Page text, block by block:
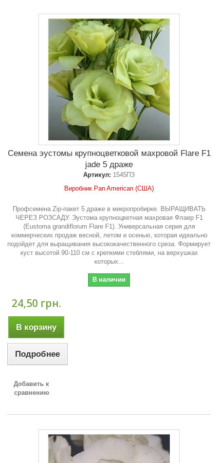
Семена эустомы крупноцветковой махровой Flare F1
jade 5 драже
Артикул: 1545ПЗ
Виробник Pan American (США)
Профсемена Zip-пакет 5 драже в микропробирке. ВЫРАЩИВАТЬ
ЧЕРЕЗ РОЗСАДУ. Эустома крупноцветная махровая Флаер F1
(Eustoma grandiflorum Flare F1). Универсальная серия для
коммерческих продаж весной, летом и осенью, которая идеально
подойдет для выращивания высококачественного среза. Формирует
куст высотой 90-110 см с крепкими стеблями, на верхушках
которых...
В наличии
24,50 грн.
В корзину
Подробнее
Добавить к
сравнению